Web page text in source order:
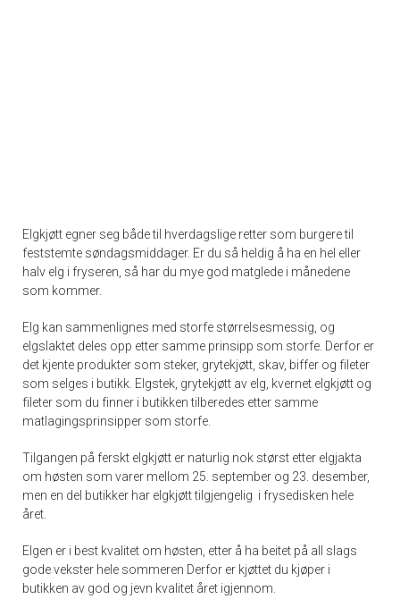
Elgkjøtt egner seg både til hverdagslige retter som burgere til
feststemte søndagsmiddager. Er du så heldig å ha en hel eller
halv elg i fryseren, så har du mye god matglede i månedene
som kommer.
Elg kan sammenlignes med storfe størrelsesmessig, og
elgslaktet deles opp etter samme prinsipp som storfe. Derfor er
det kjente produkter som steker, grytekjøtt, skav, biffer og fileter
som selges i butikk. Elgstek, grytekjøtt av elg, kvernet elgkjøtt og
fileter som du finner i butikken tilberedes etter samme
matlagingsprinsipper som storfe.
Tilgangen på ferskt elgkjøtt er naturlig nok størst etter elgjakta
om høsten som varer mellom 25. september og 23. desember,
men en del butikker har elgkjøtt tilgjengelig i frysedisken hele
året.
Elgen er i best kvalitet om høsten, etter å ha beitet på all slags
gode vekster hele sommeren Derfor er kjøttet du kjøper i
butikken av god og jevn kvalitet året igjennom.